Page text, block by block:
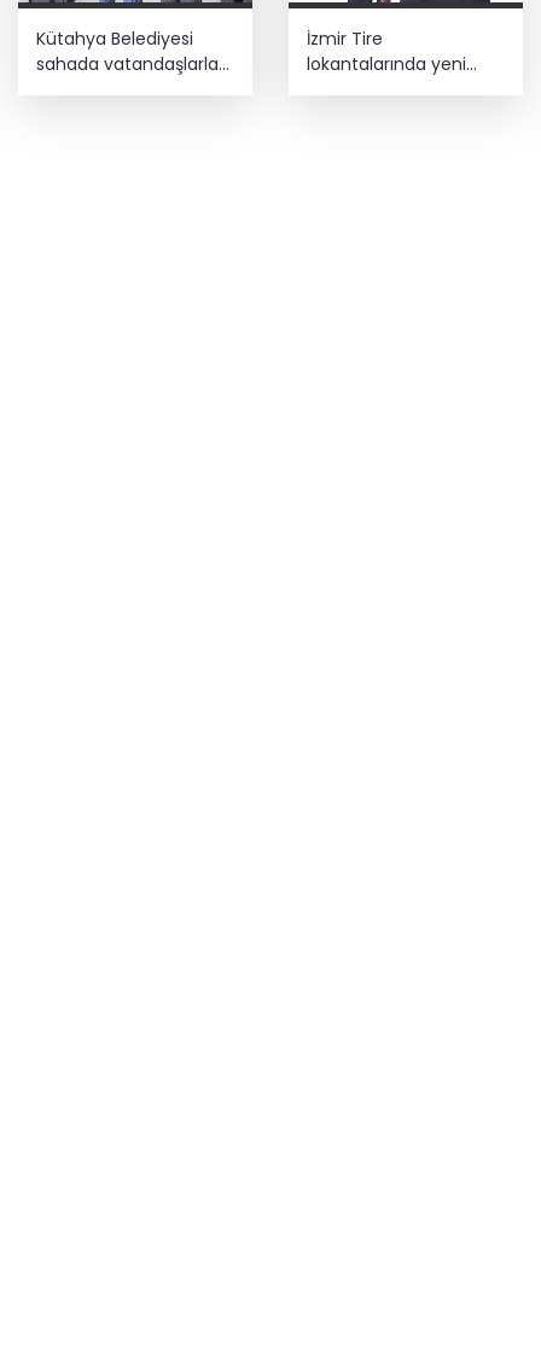
Kütahya Belediyesi
sahada vatandaşlarla
İzmir Tire
lokantalarında yeni